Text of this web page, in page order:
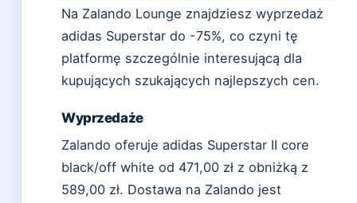
Na Zalando Lounge znajdziesz wyprzedaż
adidas Superstar do -75%, co czyni tę
platformę szczególnie interesującą dla
kupujących szukających najlepszych cen.
Wyprzedaże
Zalando oferuje adidas Superstar II core
black/off white od 471,00 zł z obniżką z
589,00 zł. Dostawa na Zalando jest